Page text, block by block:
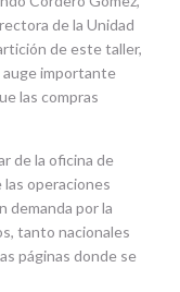
de la Unidad
de este taller,
auge importante
las compras
de la oficina de
operaciones
demanda por la
tanto nacionales
páginas donde se